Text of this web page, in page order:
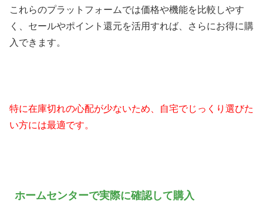
これらのプラットフォームでは価格や機能を比較しやす
く、セールやポイント還元を活用すれば、さらにお得に購
入できます。
特に在庫切れの心配が少ないため、自宅でじっくり選びた
い方には最適です。
ホームセンターで実際に確認して購入